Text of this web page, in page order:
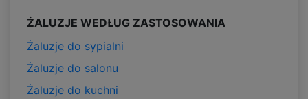
ŻALUZJE WEDŁUG ZASTOSOWANIA
Żaluzje do sypialni
Żaluzje do salonu
Żaluzje do kuchni